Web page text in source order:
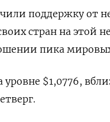
поддержку от
стран на этой
пика
уровне $1,0776,